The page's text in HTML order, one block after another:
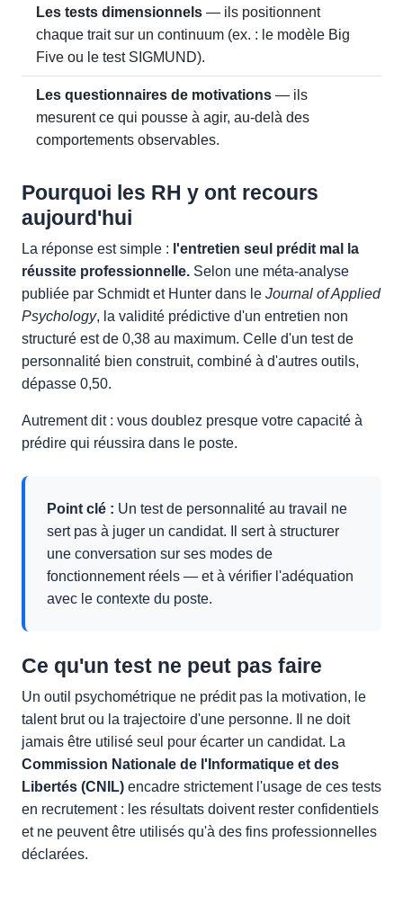
Les tests dimensionnels — ils positionnent
chaque trait sur un continuum (ex. : le modèle Big
Five ou le test SIGMUND).
Les questionnaires de motivations — ils
mesurent ce qui pousse à agir, au-delà des
comportements observables.
Pourquoi les RH y ont recours
aujourd'hui
La réponse est simple : l'entretien seul prédit mal la
réussite professionnelle. Selon une méta-analyse
publiée par Schmidt et Hunter dans le Journal of Applied
Psychology, la validité prédictive d'un entretien non
structuré est de 0,38 au maximum. Celle d'un test de
personnalité bien construit, combiné à d'autres outils,
dépasse 0,50.
Autrement dit : vous doublez presque votre capacité à
prédire qui réussira dans le poste.
Point clé : Un test de personnalité au travail ne
sert pas à juger un candidat. Il sert à structurer
une conversation sur ses modes de
fonctionnement réels — et à vérifier l'adéquation
avec le contexte du poste.
Ce qu'un test ne peut pas faire
Un outil psychométrique ne prédit pas la motivation, le
talent brut ou la trajectoire d'une personne. Il ne doit
jamais être utilisé seul pour écarter un candidat. La
Commission Nationale de l'Informatique et des
Libertés (CNIL) encadre strictement l'usage de ces tests
en recrutement : les résultats doivent rester confidentiels
et ne peuvent être utilisés qu'à des fins professionnelles
déclarées.